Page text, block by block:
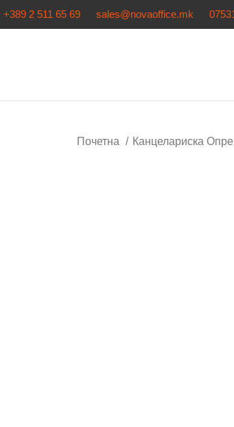
+389 2 511 65 69 sales@novaoffice.mk
Почетна Канцелариска